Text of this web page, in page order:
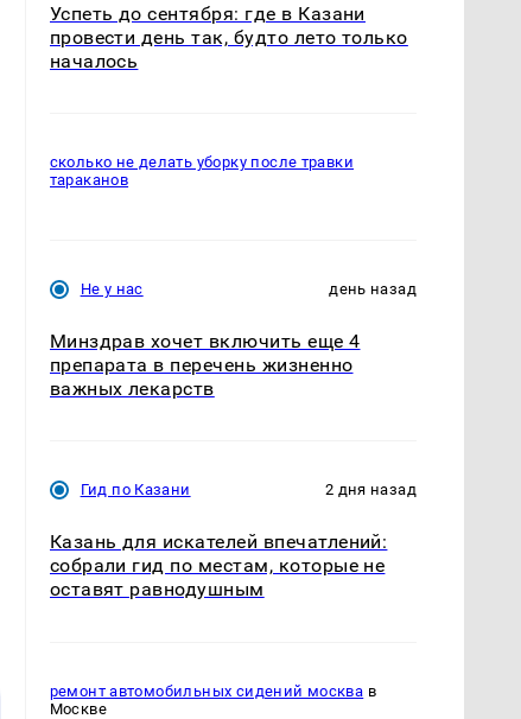
Успеть до сентября: где в Казани
провести день так, будто лето только
началось
сколько не делать уборку после травки
тараканов
Не у нас день назад
Минздрав хочет включить еще 4
препарата в перечень жизненно
важных лекарств
Гид по Казани 2 дня назад
Казань для искателей впечатлений:
собрали гид по местам, которые не
оставят равнодушным
ремонт автомобильных сидений москва в
Москве